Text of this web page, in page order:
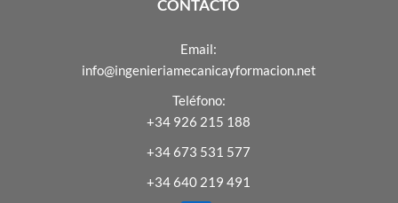
CONTACTO
Email:
info@ingenieriamecanicayformacion.net
Teléfono:
+34 926 215 188
+34 673 531 577
+34 640 219 491